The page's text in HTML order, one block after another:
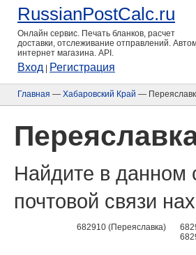
RussianPostCalc.ru
Онлайн сервис. Печать бланков, расчет
доставки, отслеживание отправлений.
интернет магазина. API.
Вход Регистрация
Главная — Хабаровский Край —
Найдите в данном
почтовой связи
682910 (Переяславка)